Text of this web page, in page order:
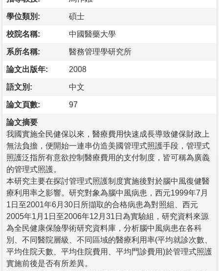
學位類別: 碩士
校院名稱: 中國醫藥大學
系所名稱: 醫務管理學研究所
論文出版年: 2008
語文別: 中文
論文頁數: 97
論文摘要
我國實施全民健保以來，醫療費用快速成長導致健保財政上
無法負擔，便開始一連串仿造美國管理式照護手段，管理式
照護泛指所有意欲控制醫療費用的支付制度，皆可稱為廣義
的管理式照護。
本研究主要在探討管理式照護制度實施後對於腦中風復健醫
療利用率之影響。研究對象為腦中風病患，西元1999年7月
1日至2001年6月30日所擷取的合格病患為對照組、西元
2005年1月1日至2006年12月31日為實驗組，研究資料來源
為全民健康保險學術研究資料庫，分析腦中風病患在各科
別、不同醫院層級、不同區域的醫療利用率(平均就診次數、
平均住院天數、平均住院費用、平均門診費用)於管理式照護
實施前後是否有所差異。